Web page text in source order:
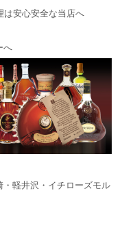
は安心安全な当店へ
へ
軽井沢・イチローズモル